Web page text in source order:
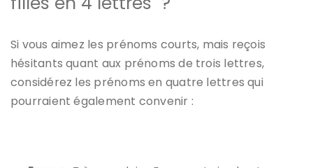
Si vous aimez les prénoms courts, mais reçois
hésitants quant aux prénoms de trois lettres,
considérez les prénoms en quatre lettres qui
pourraient également convenir :